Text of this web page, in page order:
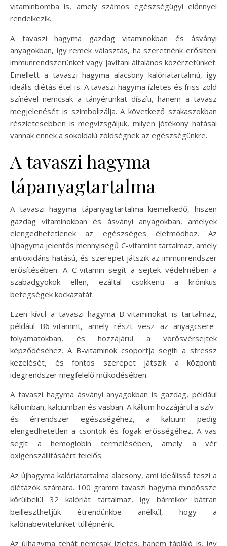
vitaminbomba is, amely számos egészségügyi előnnyel
rendelkezik.
A tavaszi hagyma gazdag vitaminokban és ásványi
anyagokban, így remek választás, ha szeretnénk erősíteni
immunrendszerünket vagy javítani általános közérzetünket.
Emellett a tavaszi hagyma alacsony kalóriatartalmú, így
ideális diétás étel is. A tavaszi hagyma ízletes és friss zöld
színével nemcsak a tányérunkat díszíti, hanem a tavasz
megjelenését is szimbolizálja. A következő szakaszokban
részletesebben is megvizsgáljuk, milyen jótékony hatásai
vannak ennek a sokoldalú zöldségnek az egészségünkre.
A tavaszi hagyma
tápanyagtartalma
A tavaszi hagyma tápanyagtartalma kiemelkedő, hiszen
gazdag vitaminokban és ásványi anyagokban, amelyek
elengedhetetlenek az egészséges életmódhoz. Az
újhagyma jelentős mennyiségű C-vitamint tartalmaz, amely
antioxidáns hatású, és szerepet játszik az immunrendszer
erősítésében. A C-vitamin segít a sejtek védelmében a
szabadgyökök ellen, ezáltal csökkenti a krónikus
betegségek kockázatát.
Ezen kívül a tavaszi hagyma B-vitaminokat is tartalmaz,
például B6-vitamint, amely részt vesz az anyagcsere-
folyamatokban, és hozzájárul a vörösvérsejtek
képződéséhez. A B-vitaminok csoportja segíti a stressz
kezelését, és fontos szerepet játszik a központi
idegrendszer megfelelő működésében.
A tavaszi hagyma ásványi anyagokban is gazdag, például
káliumban, kalciumban és vasban. A kálium hozzájárul a szív-
és érrendszer egészségéhez, a kalcium pedig
elengedhetetlen a csontok és fogak erősségéhez. A vas
segít a hemoglobin termelésében, amely a vér
oxigénszállításáért felelős.
Az újhagyma kalóriatartalma alacsony, ami ideálissá teszi a
diétázók számára. 100 gramm tavaszi hagyma mindössze
körülbelül 32 kalóriát tartalmaz, így bármikor bátran
beilleszthetjük étrendünkbe anélkül, hogy a
kalóriabevitelünket túllépnénk.
Az újhagyma tehát nemcsak ízletes, hanem tápláló is, így